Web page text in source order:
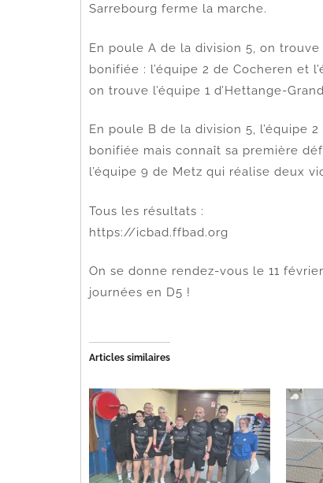
Sarrebourg ferme la marche.
En poule A de la division 5, on
bonifiée : l’équipe 2 de Cocheren et
on trouve l’équipe 1 d’Hettange-
En poule B de la division 5, l’équipe
bonifiée mais connaît sa première
l’équipe 9 de Metz qui réalise deux
Tous les résultats :
https://icbad.ffbad.org
On se donne rendez-vous le 11
journées en D5 !
Articles similaires